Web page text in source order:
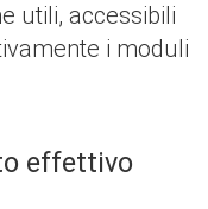
utili, accessibili
i moduli
effettivo